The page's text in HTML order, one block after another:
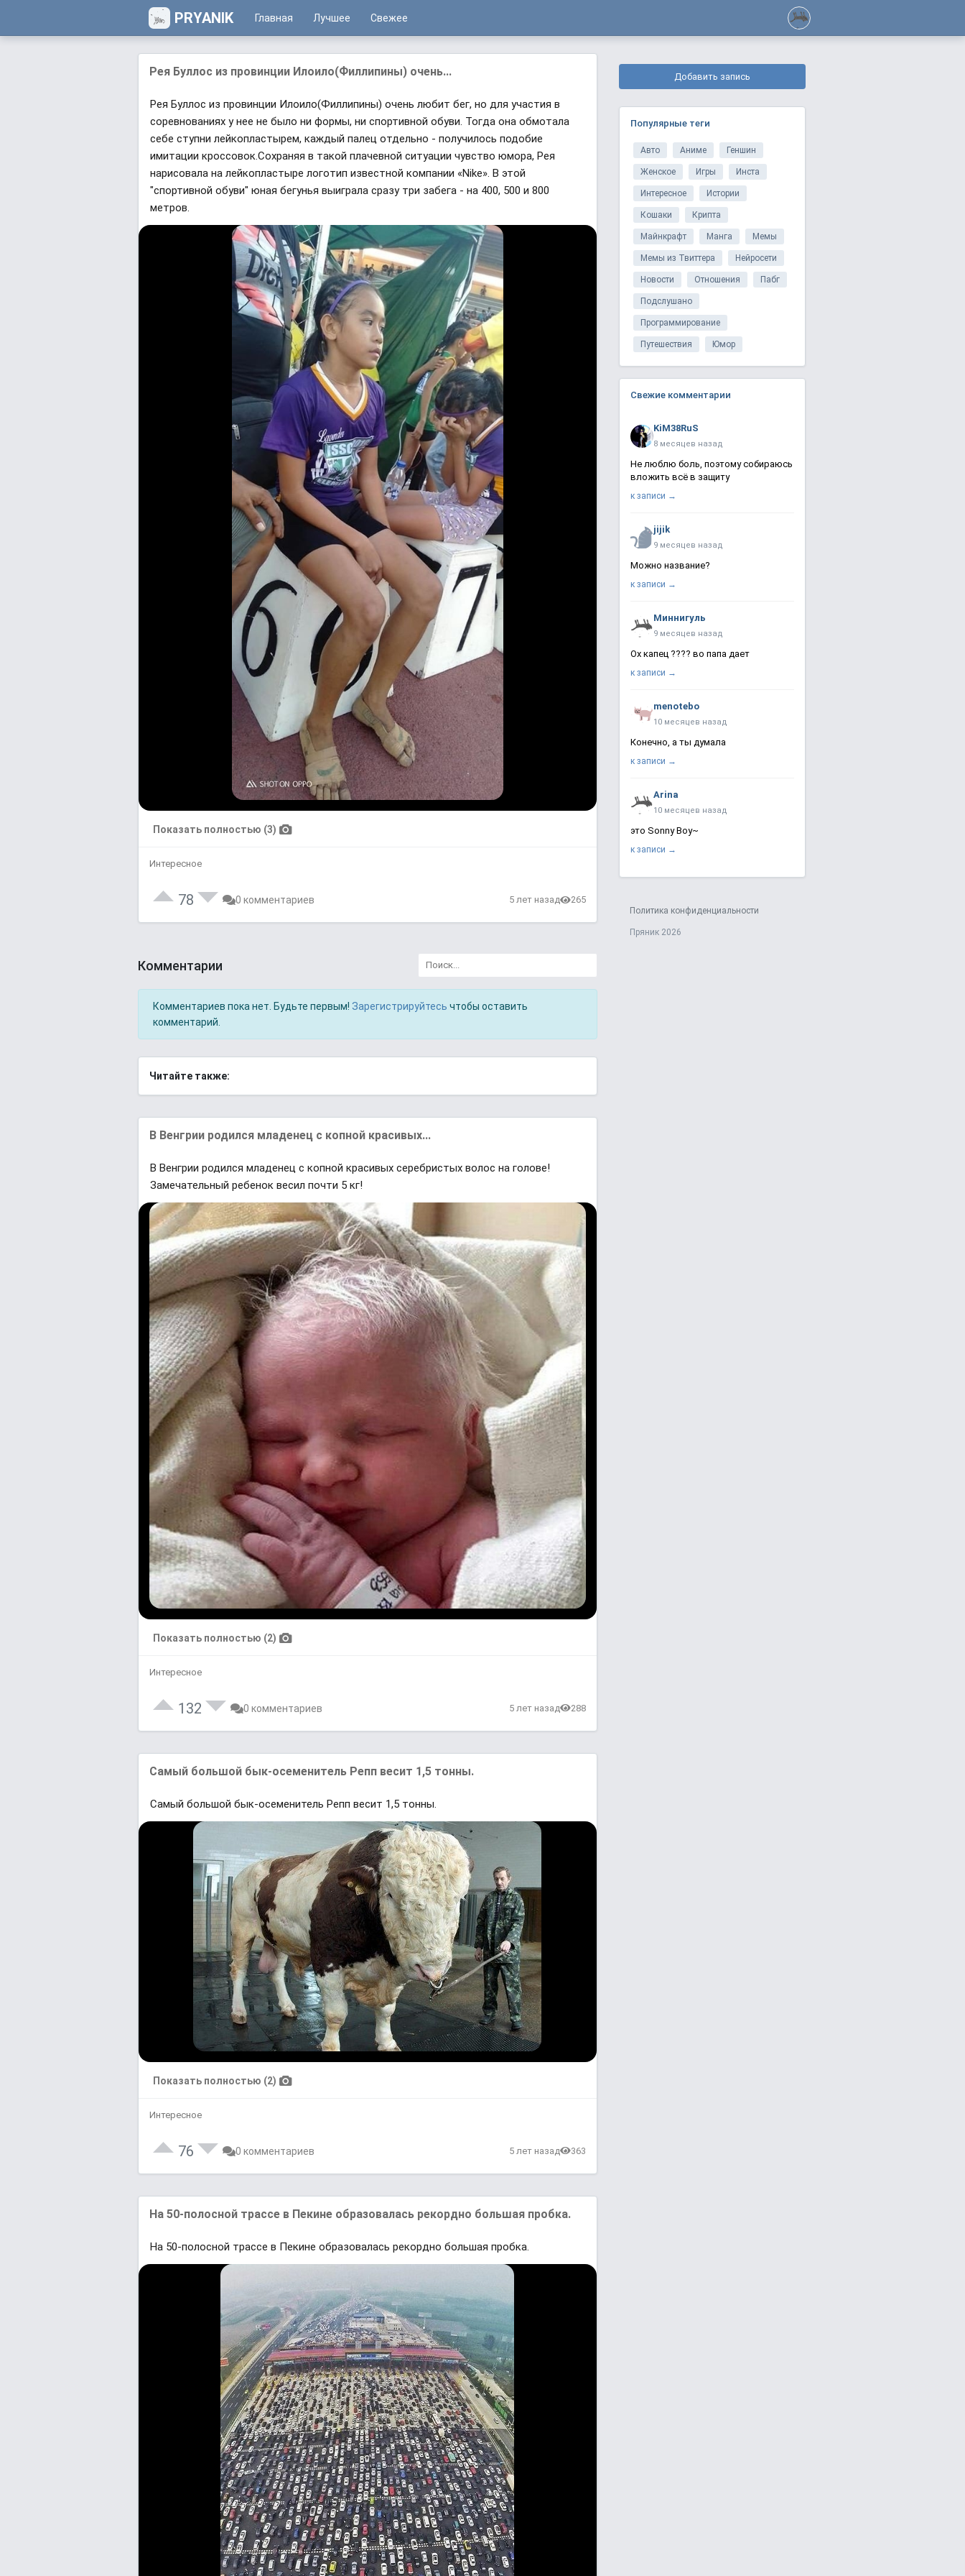
PRYANIK Главная Лучшее Свежее
Рея Буллос из провинции Илоило(Филлипины) очень...
Рея Буллос из провинции Илоило(Филлипины) очень любит бег, но для участия в
соревнованиях у нее не было ни формы, ни спортивной обуви. Тогда она обмотала
себе ступни лейкопластырем, каждый палец отдельно - получилось подобие
имитации кроссовок.Сохраняя в такой плачевной ситуации чувство юмора, Рея
нарисовала на лейкопластыре логотип известной компании «Nike». В этой
"спортивной обуви" юная бегунья выиграла сразу три забега - на 400, 500 и 800
метров.
Показать полностью (3)
Интересное
78 0 комментариев 5 лет назад 265
Комментарии
Комментариев пока нет. Будьте первым! Зарегистрируйтесь чтобы оставить
комментарий.
Читайте также:
В Венгрии родился младенец с копной красивых...
В Венгрии родился младенец с копной красивых серебристых волос на голове!
Замечательный ребенок весил почти 5 кг!
Показать полностью (2)
Интересное
132 0 комментариев 5 лет назад 288
Самый большой бык-осеменитель Репп весит 1,5 тонны.
Самый большой бык-осеменитель Репп весит 1,5 тонны.
Показать полностью (2)
Интересное
76 0 комментариев 5 лет назад 363
На 50-полосной трассе в Пекине образовалась рекордно большая пробка.
На 50-полосной трассе в Пекине образовалась рекордно большая пробка.
Добавить запись
Популярные теги
Авто Аниме Геншин
Женское Игры Инста
Интересное Истории
Кошаки Крипта
Майнкрафт Манга Мемы
Мемы из Твиттера Нейросети
Новости Отношения Пабг
Подслушано
Программирование
Путешествия Юмор
Свежие комментарии
KiM38RuS
8 месяцев назад
Не люблю боль, поэтому собираюсь
вложить всё в защиту
к записи →
jijik
9 месяцев назад
Можно название?
к записи →
Миннигуль
9 месяцев назад
Ох капец ???? во папа дает
к записи →
menotebo
10 месяцев назад
Конечно, а ты думала
к записи →
Arina
10 месяцев назад
это Sonny Boy~
к записи →
Политика конфиденциальности
Пряник 2026